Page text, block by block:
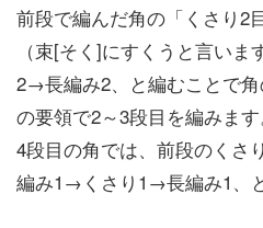
前段で編んだ角の「くさり2
（束[そく]にすくうと言い
2→長編み2、と編むことで
の要領で2～3段目を編みます
4段目の角では、前段のくさ
編み1→くさり1→長編み1、